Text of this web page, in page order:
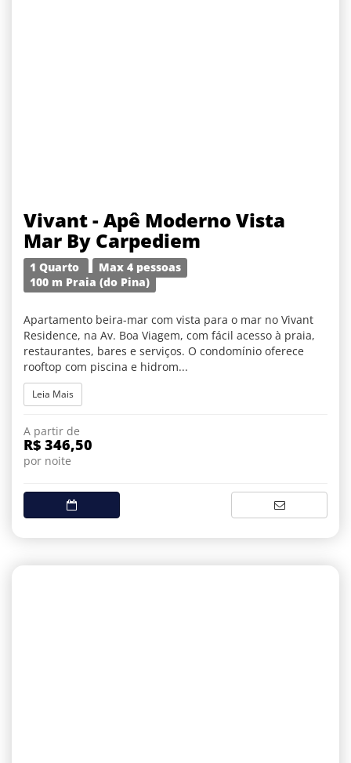
Vivant - Apê Moderno Vista
Mar By Carpediem
1 Quarto
Max 4 pessoas
100 m Praia (do Pina)
Apartamento beira-mar com vista para o mar no Vivant
Residence, na Av. Boa Viagem, com fácil acesso à praia,
restaurantes, bares e serviços. O condomínio oferece
rooftop com piscina e hidrom...
Leia Mais
A partir de
R$ 346,50
por noite